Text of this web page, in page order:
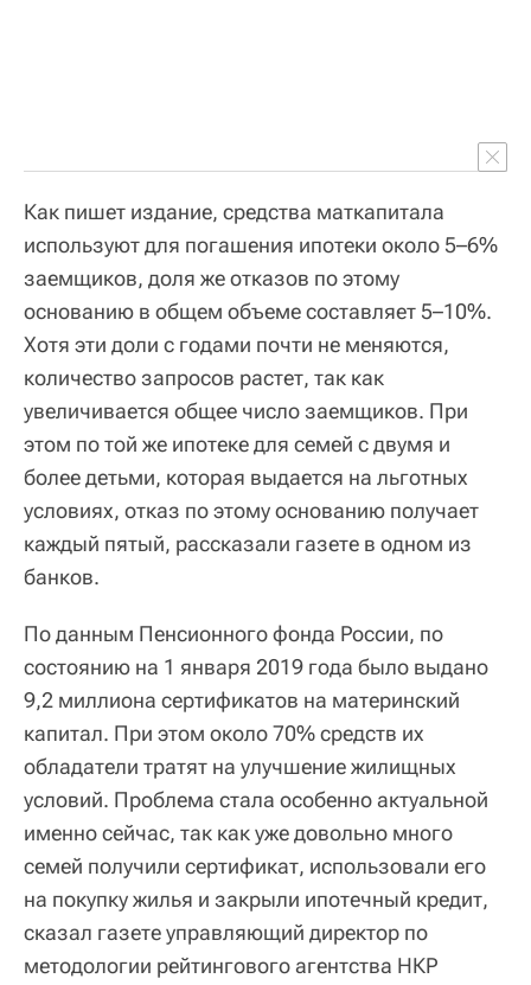
Как пишет издание, средства маткапитала
используют для погашения ипотеки около 5–6%
заемщиков, доля же отказов по этому
основанию в общем объеме составляет 5–10%.
Хотя эти доли с годами почти не меняются,
количество запросов растет, так как
увеличивается общее число заемщиков. При
этом по той же ипотеке для семей с двумя и
более детьми, которая выдается на льготных
условиях, отказ по этому основанию получает
каждый пятый, рассказали газете в одном из
банков.
По данным Пенсионного фонда России, по
состоянию на 1 января 2019 года было выдано
9,2 миллиона сертификатов на материнский
капитал. При этом около 70% средств их
обладатели тратят на улучшение жилищных
условий. Проблема стала особенно актуальной
именно сейчас, так как уже довольно много
семей получили сертификат, использовали его
на покупку жилья и закрыли ипотечный кредит,
сказал газете управляющий директор по
методологии рейтингового агентства НКР